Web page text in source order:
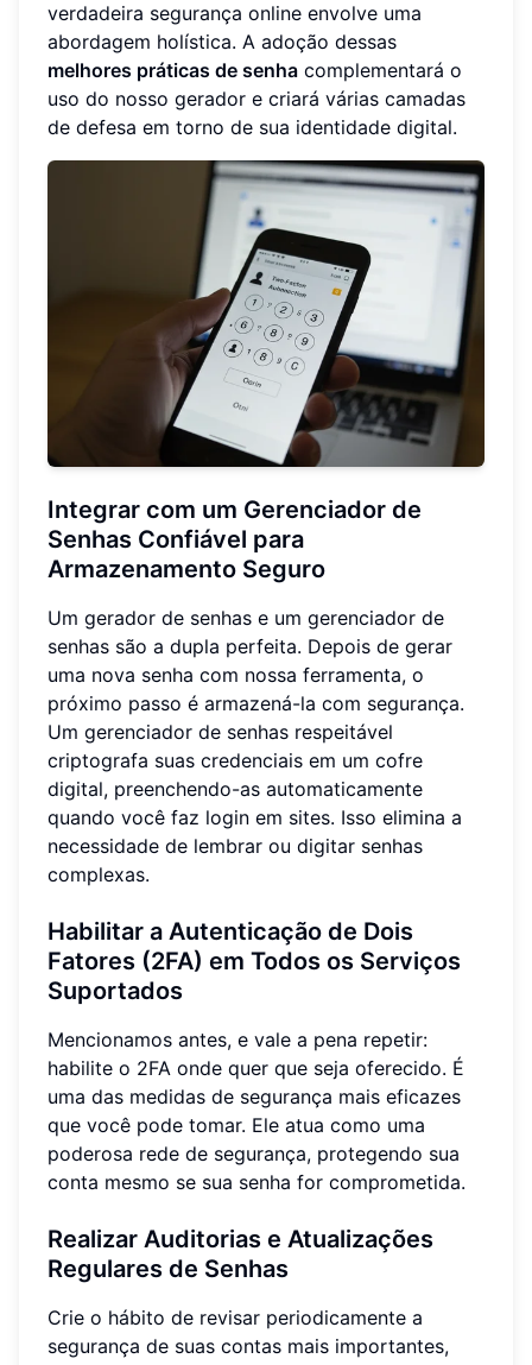
verdadeira segurança online envolve uma
abordagem holística. A adoção dessas
melhores práticas de senha complementará o
uso do nosso gerador e criará várias camadas
de defesa em torno de sua identidade digital.
Integrar com um Gerenciador de
Senhas Confiável para
Armazenamento Seguro
Um gerador de senhas e um gerenciador de
senhas são a dupla perfeita. Depois de gerar
uma nova senha com nossa ferramenta, o
próximo passo é armazená-la com segurança.
Um gerenciador de senhas respeitável
criptografa suas credenciais em um cofre
digital, preenchendo-as automaticamente
quando você faz login em sites. Isso elimina a
necessidade de lembrar ou digitar senhas
complexas.
Habilitar a Autenticação de Dois
Fatores (2FA) em Todos os Serviços
Suportados
Mencionamos antes, e vale a pena repetir:
habilite o 2FA onde quer que seja oferecido. É
uma das medidas de segurança mais eficazes
que você pode tomar. Ele atua como uma
poderosa rede de segurança, protegendo sua
conta mesmo se sua senha for comprometida.
Realizar Auditorias e Atualizações
Regulares de Senhas
Crie o hábito de revisar periodicamente a
segurança de suas contas mais importantes,